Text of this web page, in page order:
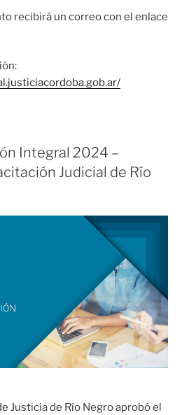
recibirá un correo con el enlace
Integral 2024 –
Judicial de Río
Justicia de Río Negro aprobó el